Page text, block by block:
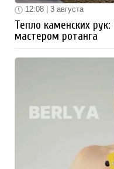
12:08 | 3 августа
Тепло каменских рук:
мастером ротанга